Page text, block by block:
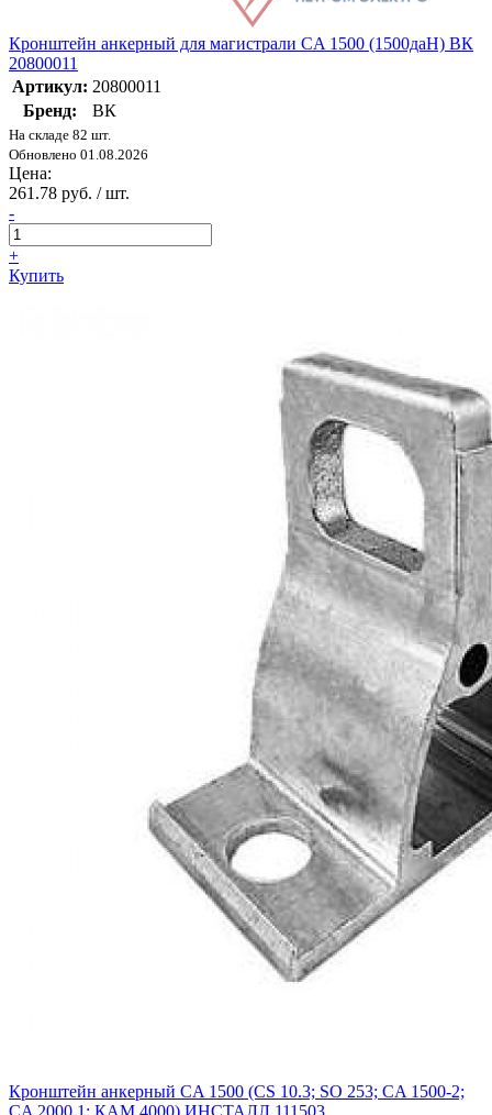
Кронштейн анкерный для магистрали CA 1500 (1500даН) ВК
20800011
Артикул: 20800011
Бренд:
ВК
На складе 82 шт.
Обновлено 01.08.2026
Цена:
261.78 руб. / шт.
-
+
Купить
Кронштейн анкерный СA 1500 (CS 10.3; SO 253; CA 1500-2;
CA 2000.1; КАМ 4000) ИНСТАЛЛ 111503